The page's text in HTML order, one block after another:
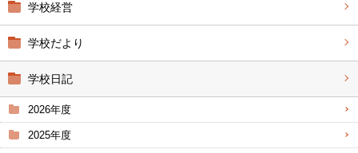
学校経営
学校だより
学校日記
2026年度
2025年度